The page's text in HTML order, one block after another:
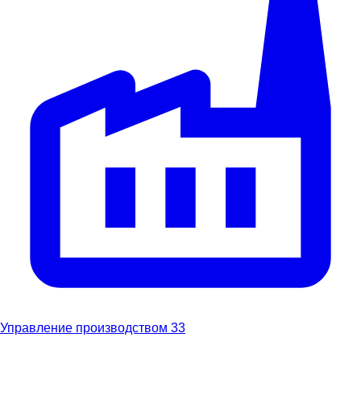
Управление производством 33